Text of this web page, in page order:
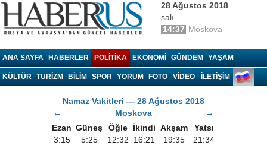
28 Ağustos 2018
salı
14:37 Moskova
ANA SAYFA HABERLER POLITIKA EKONOMI GÜNDEM YAŞAM
KÜLTÜR TURIZM BILIM SPOR YORUM FOTO VIDEO İLETİŞİM
Namaz Vakitleri — 28 Ağustos 2018
←
Moskova
→
Ezan Güneş Öğle İkindi Akşam
Yatsı
3:15
5:25 12:32 16:21 19:35 21:34